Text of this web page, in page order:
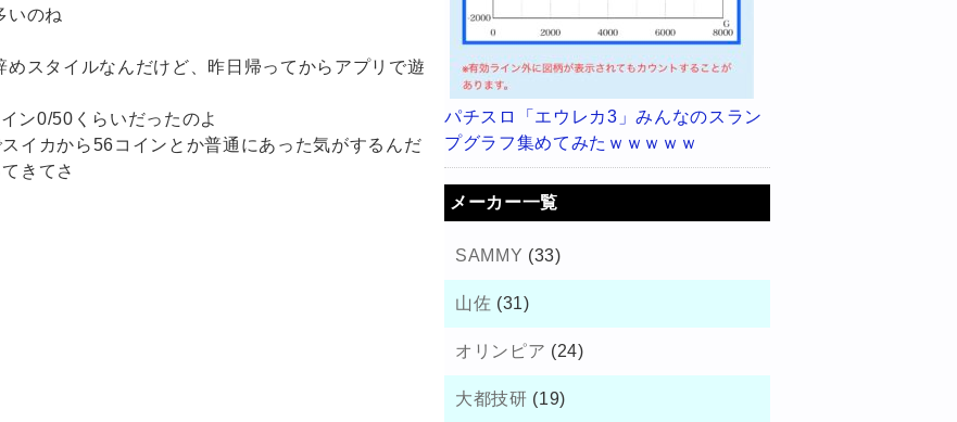
いのね
スタイルなんだけど、昨日帰ってからアプリで遊
ン0/50くらいだったのよ
イカから56コインとか普通にあった気がするんだ
きてさ
パチスロ「エウレカ3」みんなのスラン
プグラフ集めてみたｗｗｗｗｗ
メーカー一覧
SAMMY (33)
山佐 (31)
オリンピア (24)
大都技研 (19)